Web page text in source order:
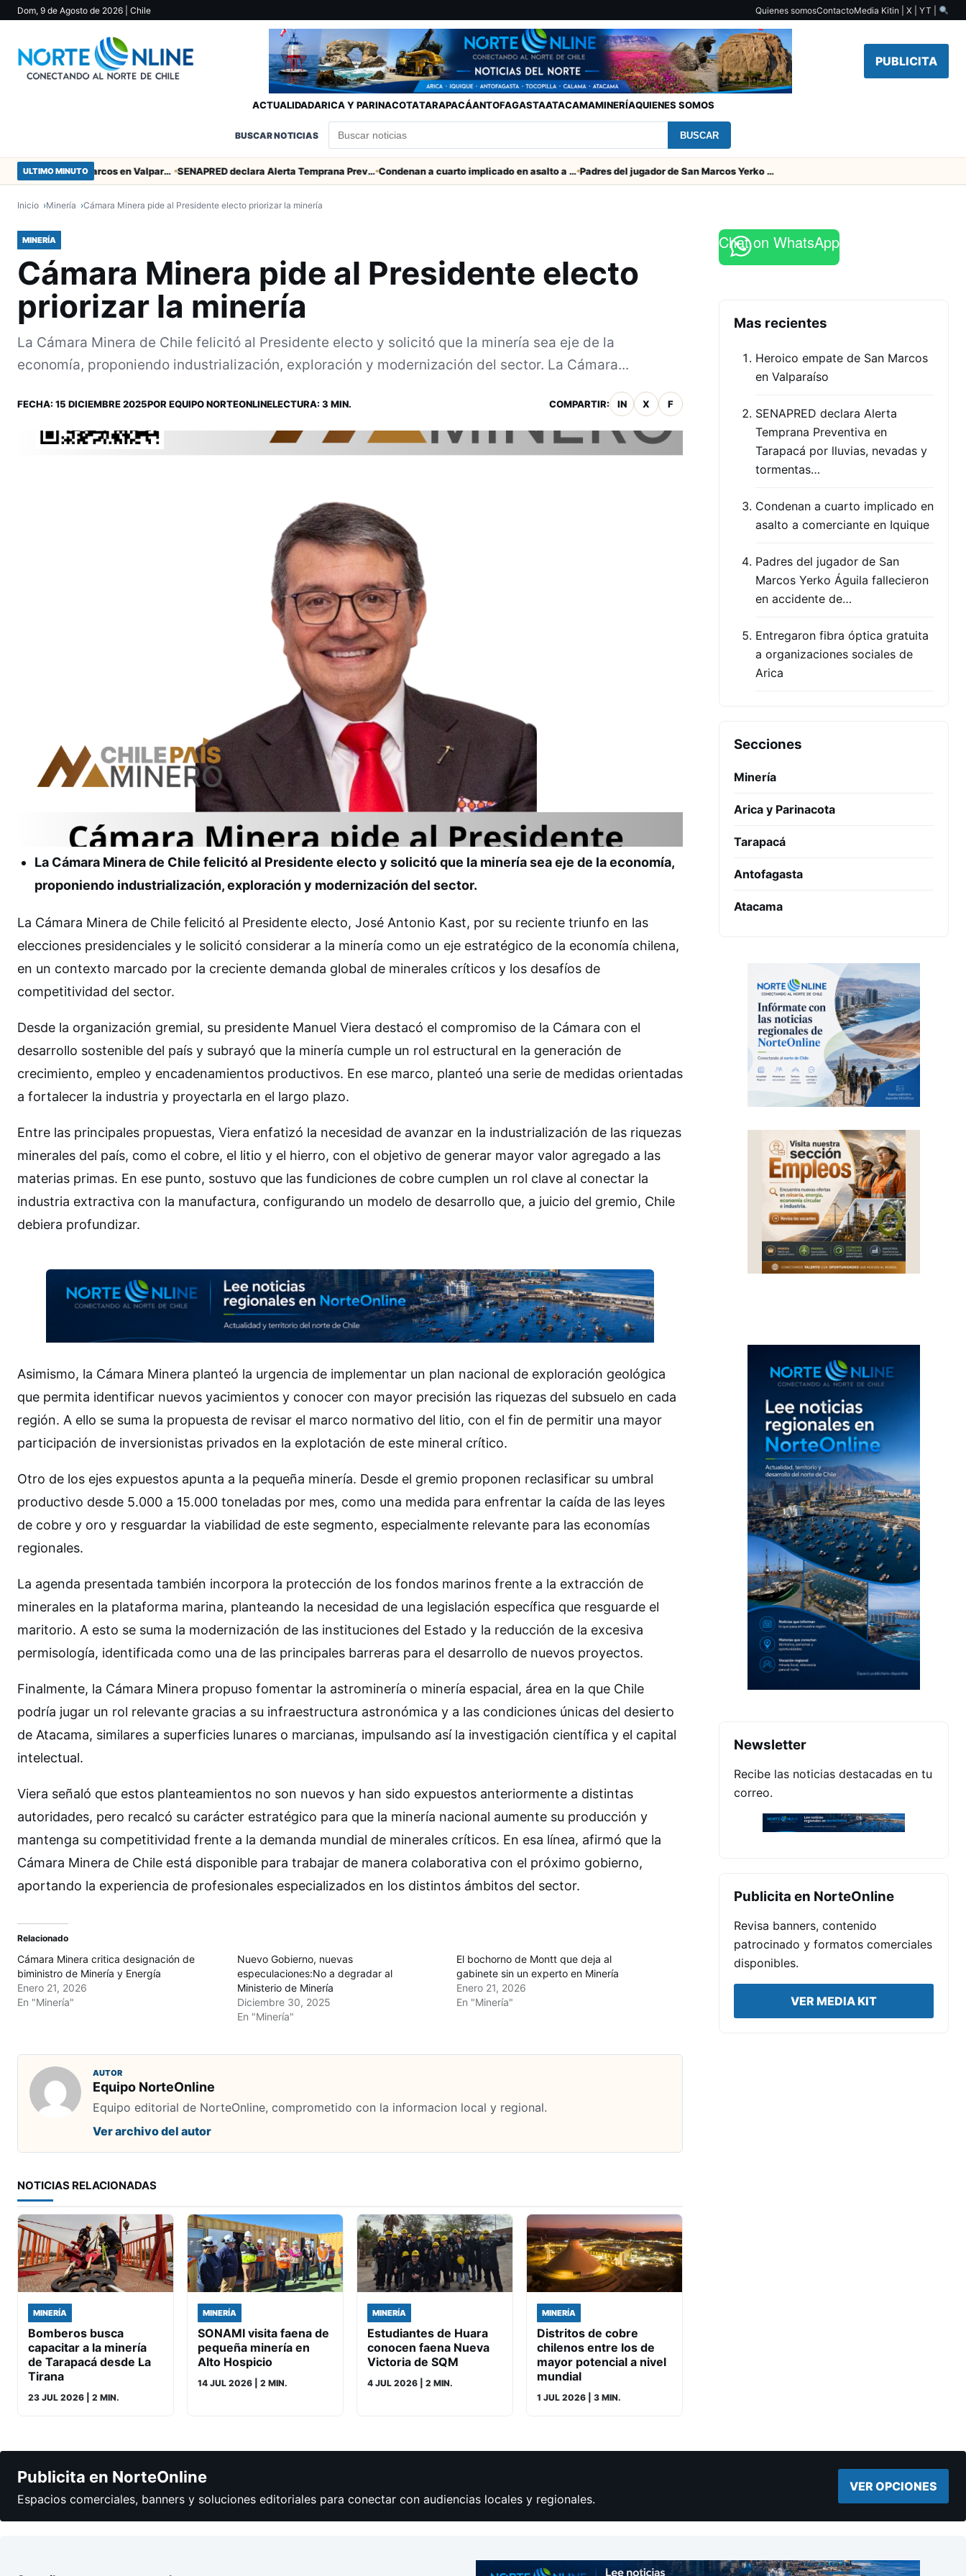
Dom, 9 de Agosto de 2026 | Chile Quienes somosContactoMedia Kitin | X | YT |
PUBLICITA
ACTUALIDADARICA Y PARINACOTATARAPACÁANTOFAGASTAATACAMAMINERÍAQUIENES SOMOS
BUSCAR NOTICIAS BUSCAR
ULTIMO MINUTO Heroico empate de San Marcos en Valparaíso SENAPRED declara Alerta Temprana Preventiva en Tarapacá por lluvias, nevadas y tormentas eléctricas Condenan a cuarto implicado en asalto a comerciante en Iquique Padres del jugador de San Marcos Yerko Águila fallecieron en accidente de tránsito en Temuco
Inicio Minería Cámara Minera pide al Presidente electo priorizar la minería
MINERÍA
Cámara Minera pide al Presidente electo
priorizar la minería
La Cámara Minera de Chile felicitó al Presidente electo y solicitó que la minería sea eje de la
economía, proponiendo industrialización, exploración y modernización del sector. La Cámara...
FECHA: 15 DICIEMBRE 2025POR EQUIPO NORTEONLINELECTURA: 3 MIN. COMPARTIR: IN X F
La Cámara Minera de Chile felicitó al Presidente electo y solicitó que la minería sea eje de la economía,
proponiendo industrialización, exploración y modernización del sector.
La Cámara Minera de Chile felicitó al Presidente electo, José Antonio Kast, por su reciente triunfo en las
elecciones presidenciales y le solicitó considerar a la minería como un eje estratégico de la economía chilena,
en un contexto marcado por la creciente demanda global de minerales críticos y los desafíos de
competitividad del sector.
Desde la organización gremial, su presidente Manuel Viera destacó el compromiso de la Cámara con el
desarrollo sostenible del país y subrayó que la minería cumple un rol estructural en la generación de
crecimiento, empleo y encadenamientos productivos. En ese marco, planteó una serie de medidas orientadas
a fortalecer la industria y proyectarla en el largo plazo.
Entre las principales propuestas, Viera enfatizó la necesidad de avanzar en la industrialización de las riquezas
minerales del país, como el cobre, el litio y el hierro, con el objetivo de generar mayor valor agregado a las
materias primas. En ese punto, sostuvo que las fundiciones de cobre cumplen un rol clave al conectar la
industria extractiva con la manufactura, configurando un modelo de desarrollo que, a juicio del gremio, Chile
debiera profundizar.
Asimismo, la Cámara Minera planteó la urgencia de implementar un plan nacional de exploración geológica
que permita identificar nuevos yacimientos y conocer con mayor precisión las riquezas del subsuelo en cada
región. A ello se suma la propuesta de revisar el marco normativo del litio, con el fin de permitir una mayor
participación de inversionistas privados en la explotación de este mineral crítico.
Otro de los ejes expuestos apunta a la pequeña minería. Desde el gremio proponen reclasificar su umbral
productivo desde 5.000 a 15.000 toneladas por mes, como una medida para enfrentar la caída de las leyes
de cobre y oro y resguardar la viabilidad de este segmento, especialmente relevante para las economías
regionales.
La agenda presentada también incorpora la protección de los fondos marinos frente a la extracción de
minerales en la plataforma marina, planteando la necesidad de una legislación específica que resguarde el
maritorio. A esto se suma la modernización de las instituciones del Estado y la reducción de la excesiva
permisología, identificada como una de las principales barreras para el desarrollo de nuevos proyectos.
Finalmente, la Cámara Minera propuso fomentar la astrominería o minería espacial, área en la que Chile
podría jugar un rol relevante gracias a su infraestructura astronómica y a las condiciones únicas del desierto
de Atacama, similares a superficies lunares o marcianas, impulsando así la investigación científica y el capital
intelectual.
Viera señaló que estos planteamientos no son nuevos y han sido expuestos anteriormente a distintas
autoridades, pero recalcó su carácter estratégico para que la minería nacional aumente su producción y
mantenga su competitividad frente a la demanda mundial de minerales críticos. En esa línea, afirmó que la
Cámara Minera de Chile está disponible para trabajar de manera colaborativa con el próximo gobierno,
aportando la experiencia de profesionales especializados en los distintos ámbitos del sector.
Relacionado
Cámara Minera critica designación de
biministro de Minería y Energía
Enero 21, 2026
En "Minería"
Nuevo Gobierno, nuevas
especulaciones:No a degradar al
Ministerio de Minería
Diciembre 30, 2025
En "Minería"
El bochorno de Montt que deja al
gabinete sin un experto en Minería
Enero 21, 2026
En "Minería"
AUTOR
Equipo NorteOnline
Equipo editorial de NorteOnline, comprometido con la informacion local y regional.
Ver archivo del autor
NOTICIAS RELACIONADAS
MINERÍA
Bomberos busca
capacitar a la minería
de Tarapacá desde La
Tirana
23 JUL 2026 | 2 MIN.
MINERÍA
SONAMI visita faena de
pequeña minería en
Alto Hospicio
14 JUL 2026 | 2 MIN.
MINERÍA
Estudiantes de Huara
conocen faena Nueva
Victoria de SQM
4 JUL 2026 | 2 MIN.
MINERÍA
Distritos de cobre
chilenos entre los de
mayor potencial a nivel
mundial
1 JUL 2026 | 3 MIN.
Chat on WhatsApp
Mas recientes
Heroico empate de San Marcos
en Valparaíso
SENAPRED declara Alerta
Temprana Preventiva en
Tarapacá por lluvias, nevadas y
tormentas…
Condenan a cuarto implicado en
asalto a comerciante en Iquique
Padres del jugador de San
Marcos Yerko Águila fallecieron
en accidente de…
Entregaron fibra óptica gratuita
a organizaciones sociales de
Arica
Secciones
Minería
Arica y Parinacota
Tarapacá
Antofagasta
Atacama
Newsletter
Recibe las noticias destacadas en tu
correo.
Publicita en NorteOnline
Revisa banners, contenido
patrocinado y formatos comerciales
disponibles.
VER MEDIA KIT
Publicita en NorteOnline
Espacios comerciales, banners y soluciones editoriales para conectar con audiencias locales y regionales.
VER OPCIONES